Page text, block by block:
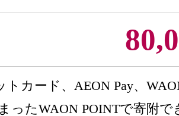
トカード、AEON Pay、
ったWAON POINTで寄附で